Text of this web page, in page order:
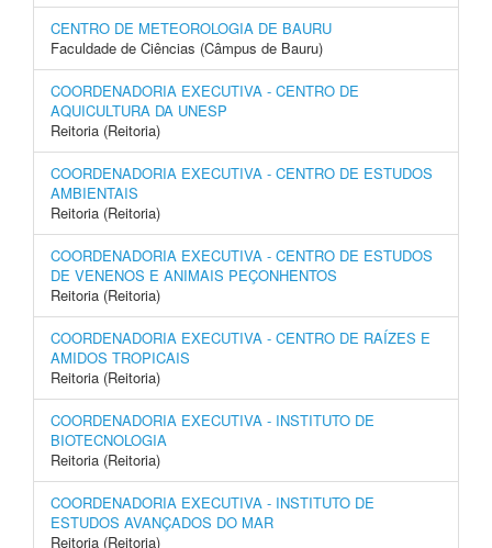
CENTRO DE METEOROLOGIA DE BAURU
Faculdade de Ciências (Câmpus de Bauru)
COORDENADORIA EXECUTIVA - CENTRO DE
AQUICULTURA DA UNESP
Reitoria (Reitoria)
COORDENADORIA EXECUTIVA - CENTRO DE ESTUDOS
AMBIENTAIS
Reitoria (Reitoria)
COORDENADORIA EXECUTIVA - CENTRO DE ESTUDOS
DE VENENOS E ANIMAIS PEÇONHENTOS
Reitoria (Reitoria)
COORDENADORIA EXECUTIVA - CENTRO DE RAÍZES E
AMIDOS TROPICAIS
Reitoria (Reitoria)
COORDENADORIA EXECUTIVA - INSTITUTO DE
BIOTECNOLOGIA
Reitoria (Reitoria)
COORDENADORIA EXECUTIVA - INSTITUTO DE
ESTUDOS AVANÇADOS DO MAR
Reitoria (Reitoria)